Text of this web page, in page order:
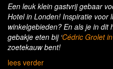
Een leuk klein gastvrij gebaar
Hotel in Londen! Inspiratie voor
winkelgebieden? En als je in
gebakje eten bij ‘Cédric Grolet
zoetekauw bent!
lees verder